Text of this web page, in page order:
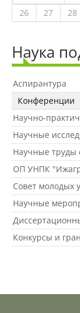
Защита
Партнеры
26
27 28
Наука
Аспирантура
Конференции
Научно-
Научные
Научные труды
ОП УНПК
Совет молодых
Научные
Конкурсы и